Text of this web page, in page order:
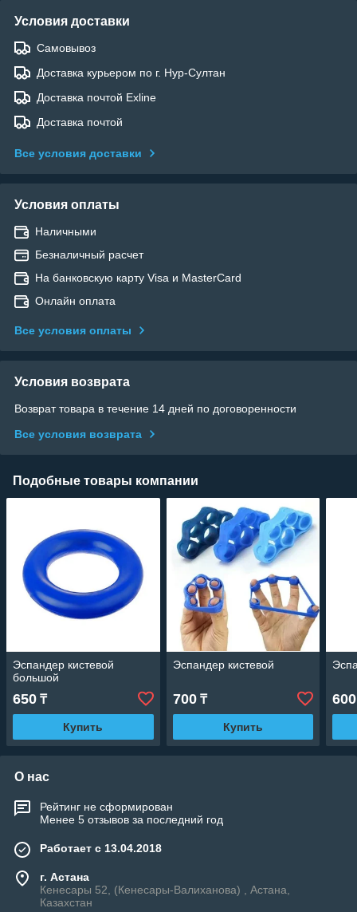
Условия доставки
Самовывоз
Доставка курьером по г. Нур-Султан
Доставка почтой Exline
Доставка почтой
Все условия доставки
Условия оплаты
Наличными
Безналичный расчет
На банковскую карту Visa и MasterCard
Онлайн оплата
Все условия оплаты
Условия возврата
Возврат товара в течение 14 дней по договоренности
Все условия возврата
Подобные товары компании
Эспандер кистевой
большой
650 ₸
Купить
Эспандер кистевой
700₸
Купить
600
О нас
Рейтинг не сформирован
Менее 5 отзывов за последний год
Работает с 13.04.2018
г. Астана
Кенесары 52, (Кенесары-Валиханова) , Астана,
Казахстан